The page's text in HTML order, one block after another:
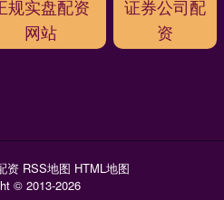
规实盘配资
网站
证券公司配
资
资 RSS地图 HTML地图
© 2013-2026